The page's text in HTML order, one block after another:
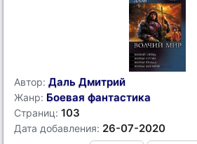
Автор: Даль Дмитрий
Жанр: Боевая фантастика
Страниц: 103
Дата добавления: 26-07-2020